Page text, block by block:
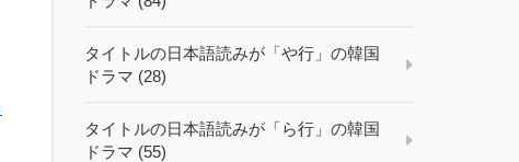
タイトルの日本語読みが「や行」の韓国
ドラマ (28)
タイトルの日本語読みが「ら行」の韓国
ドラマ (55)